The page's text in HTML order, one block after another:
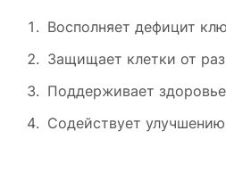
Восполняет дефицит
Защищает клетки от
Поддерживает
Содействует